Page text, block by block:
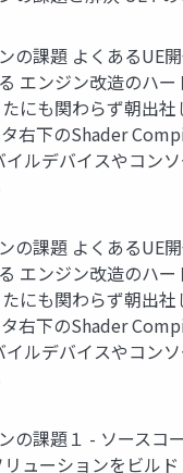
の課題 よくあるUE
エンジン改造のハ
にも関わらず朝出
右下のShader
イルデバイスやコン
の課題 よくあるUE
エンジン改造のハ
にも関わらず朝出
右下のShader
イルデバイスやコン
の課題１ - ソース
ューションをビル